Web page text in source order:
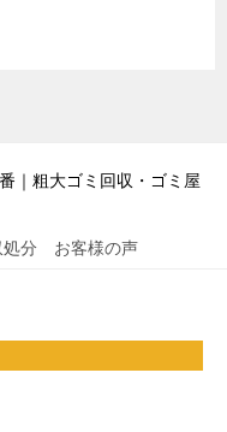
｜粗大ゴミ回収・ゴミ屋
処分 お客様の声